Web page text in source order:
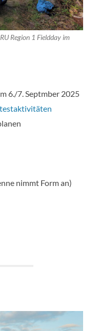
Region 1 Fieldday im
6./7. Septmber 2025
nimmt Form an)